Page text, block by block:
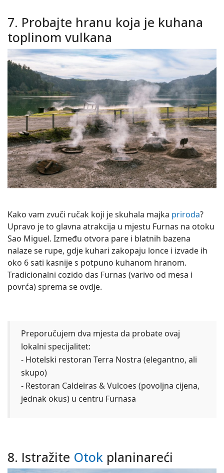
7. Probajte hranu koja je kuhana
toplinom vulkana
Kako vam zvuči ručak koji je skuhala majka priroda?
Upravo je to glavna atrakcija u mjestu Furnas na otoku
Sao Miguel. Između otvora pare i blatnih bazena
nalaze se rupe, gdje kuhari zakopaju lonce i izvade ih
oko 6 sati kasnije s potpuno kuhanom hranom.
Tradicionalni cozido das Furnas (varivo od mesa i
povrća) sprema se ovdje.
Preporučujem dva mjesta da probate ovaj
lokalni specijalitet:
- Hotelski restoran Terra Nostra (elegantno, ali
skupo)
- Restoran Caldeiras & Vulcoes (povoljna cijena,
jednak okus) u centru Furnasa
8. Istražite Otok planinareći